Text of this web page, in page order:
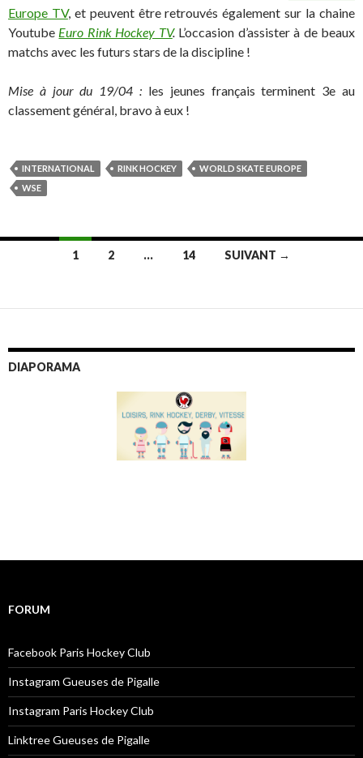
Europe TV, et peuvent être retrouvés également sur la chaine
Youtube Euro Rink Hockey TV.L’occasion d’assister à de beaux
matchs avec les futurs stars de la discipline !
Mise à jour du 19/04 : les jeunes français terminent 3e au
classement général, bravo à eux !
INTERNATIONAL RINK HOCKEY
WORLD SKATE EUROPE
WSE
des
1 2 … 14 SUIVANT →
DIAPORAMA
FORUM
Facebook Paris Hockey Club
Instagram Gueuses de Pigalle
Instagram Paris Hockey Club
Linktree Gueuses de Pigalle